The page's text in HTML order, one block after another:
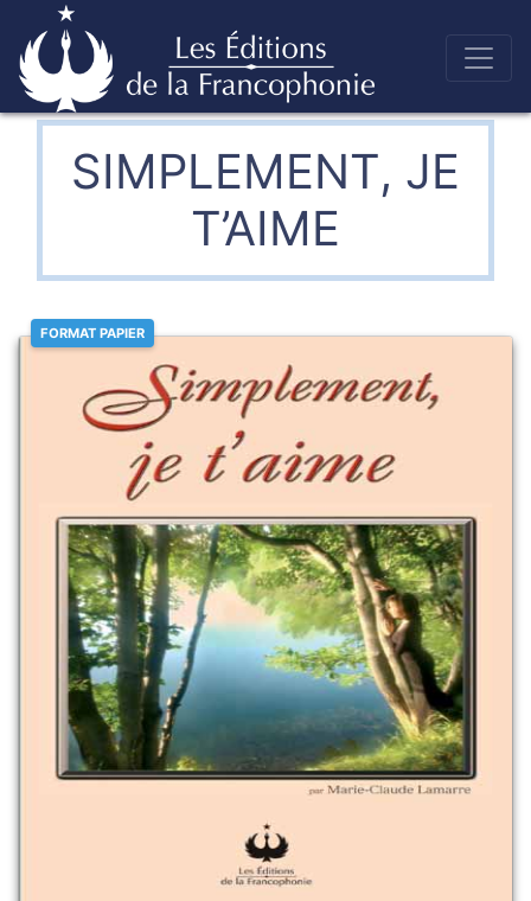
Skip
to Éditions de la francophonie
SIMPLEMENT, JE
T’AIME
FORMAT PAPIER